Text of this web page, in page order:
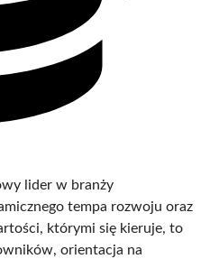
lider w branży
tempa rozwoju oraz
którymi się kieruje, to
orientacja na